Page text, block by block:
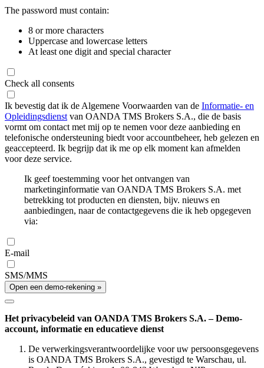
The password must contain:
8 or more characters
Uppercase and lowercase letters
At least one digit and special character
Check all consents
Ik bevestig dat ik de Algemene Voorwaarden van de Informatie- en
Opleidingsdienst van OANDA TMS Brokers S.A., die de basis
vormt om contact met mij op te nemen voor deze aanbieding en
telefonische ondersteuning biedt voor accountbeheer, heb gelezen en
geaccepteerd. Ik begrijp dat ik me op elk moment kan afmelden
voor deze service.
Ik geef toestemming voor het ontvangen van
marketinginformatie van OANDA TMS Brokers S.A. met
betrekking tot producten en diensten, bijv. nieuws en
aanbiedingen, naar de contactgegevens die ik heb opgegeven
via:
E-mail
SMS/MMS
Open een demo-rekening »
Het privacybeleid van OANDA TMS Brokers S.A. – Demo-
account, informatie en educatieve dienst
De verwerkingsverantwoordelijke voor uw persoonsgegevens
is OANDA TMS Brokers S.A., gevestigd te Warschau, ul.